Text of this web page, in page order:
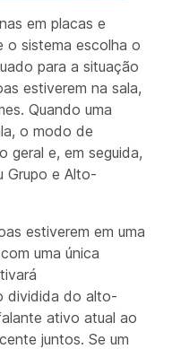
em placas e
o sistema escolha o
para a situação
estiverem na sala,
Quando uma
o modo de
geral e, em seguida,
Grupo e Alto-
estiverem em uma
uma única
dividida do alto-
ativo atual ao
juntos. Se um